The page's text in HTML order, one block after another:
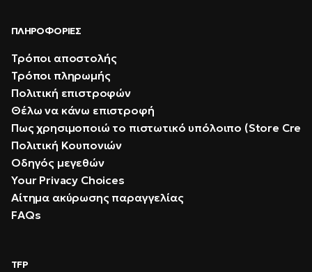
ΠΛΗΡΟΦΟΡΊΕΣ
Τρόποι αποστολής
Τρόποι πληρωμής
Πολιτική επιστροφών
Θέλω να κάνω επιστροφή
Πως χρησιμοποιώ το πιστωτικό υπόλοιπο (Store
Πολιτική Κουπονιών
Οδηγός μεγεθών
Your Privacy Choices
Αίτημα ακύρωσης παραγγελίας
FAQs
TFP